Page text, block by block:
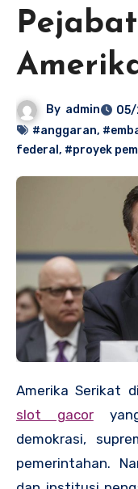
By admin
#anggaran,
federal , #proyek
Amerika Serikat
slot gacoryang
demokrasi,
pemerintahan.